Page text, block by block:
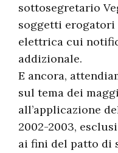
sottosegretario
soggetti
elettrica cui
addizionale.
E ancora,
sul tema dei
all’applicazione
2002-2003,
ai fini del patto di